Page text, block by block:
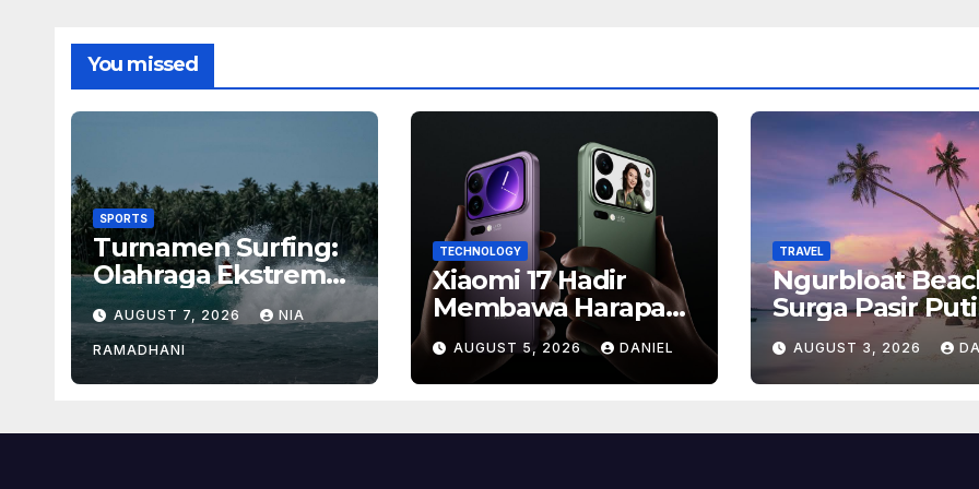
You missed
SPORTS
Turnamen Surfing:
Olahraga Ekstrem
dengan Hadiah
Besar
AUGUST 7, 2026 NIA
RAMADHANI
TECHNOLOGY
Xiaomi 17 Hadir
Membawa Harapan
Baru, Inilah Alasan
Banyak Orang
Menantikan Ponsel
AUGUST 5, 2026 DANIEL
TRAVEL
Ngurbloat
Surga Pasir
yang
Ketenangan
Pesona Alam
AUGUST 3, 2026